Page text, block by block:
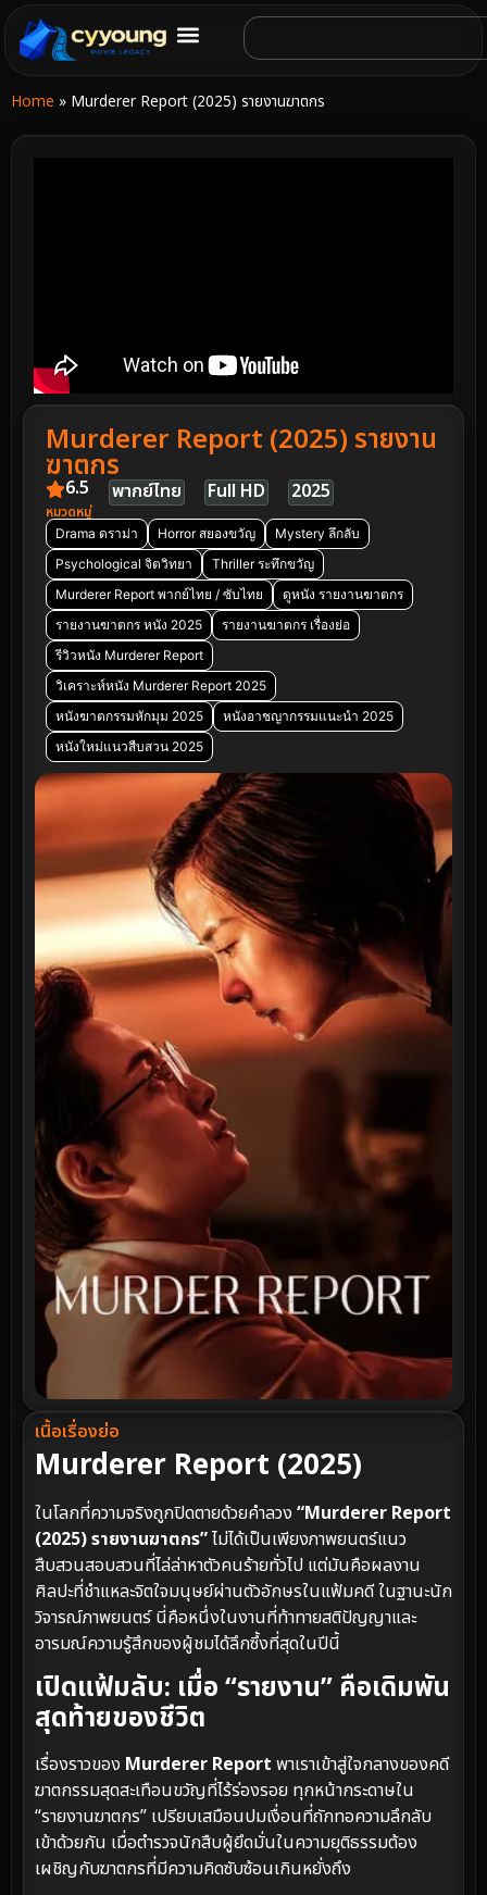
Home » Murderer Report (2025) รายงานฆาตกร
Murderer Report (2025) รายงาน
ฆาตกร
6.5 พากย์ไทย Full HD 2025
หมวดหมู่
Drama ดราม่า Horror สยองขวัญ
Mystery ลึกลับ
Psychological จิตวิทยา
Thriller ระทึกขวัญ
Murderer Report พากย์ไทย / ซับไทย
ดูหนัง รายงานฆาตกร
รายงานฆาตกร หนัง 2025
รายงานฆาตกร เรื่องย่อ
รีวิวหนัง Murderer Report
วิเคราะห์หนัง Murderer Report 2025
หนังฆาตกรรมหักมุม 2025
หนังอาชญากรรมแนะนำ 2025
หนังใหม่แนวสืบสวน 2025
เนื้อเรื่องย่อ
Murderer Report (2025)
ในโลกที่ความจริงถูกปิดตายด้วยคำลวง “Murderer Report
(2025) รายงานฆาตกร”ไม่ได้เป็นเพียงภาพยนตร์แนว
สืบสวนสอบสวนที่ไล่ล่าหาตัวคนร้ายทั่วไป แต่มันคือผลงาน
ศิลปะที่ชำแหละจิตใจมนุษย์ผ่านตัวอักษรในแฟ้มคดี ในฐานะนัก
วิจารณ์ภาพยนตร์ นี่คือหนึ่งในงานที่ท้าทายสติปัญญาและ
อารมณ์ความรู้สึกของผู้ชมได้ลึกซึ้งที่สุดในปีนี้
เปิดแฟ้มลับ: เมื่อ “รายงาน” คือเดิมพัน
สุดท้ายของชีวิต
เรื่องราวของ Murderer Report พาเราเข้าสู่ใจกลางของคดี
ฆาตกรรมสุดสะเทือนขวัญที่ไร้ร่องรอย ทุกหน้ากระดาษใน
“รายงานฆาตกร” เปรียบเสมือนปมเงื่อนที่ถักทอความลึกลับ
เข้าด้วยกัน เมื่อตำรวจนักสืบผู้ยึดมั่นในความยุติธรรมต้อง
เผชิญกับฆาตกรที่มีความคิดซับซ้อนเกินหยั่งถึง